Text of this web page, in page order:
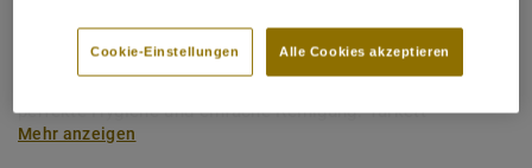
Schweißschnüre werden zur thermischen Verschweißung
zweier PVC-Bahnen verwendet und sorgen für eine
wasserdichte und geschlossene Oberfläche, Grundlage für
perfekte Hygiene und einfache Reinigung. Tarkett
Schweißschnüre sind erhältlich in den Varianten Uni und
Mehr anzeigen
Alle Cookies akzeptieren
Cookie-Einstellungen